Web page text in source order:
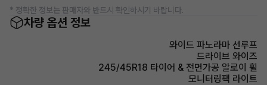
* 정확한 정보는 판매자와 반드시 확인하시기 바랍니다.
차량 옵션 정보
와이드 파노라마 선루프
드라이브 와이즈
245/45R18 타이어 & 전면가공 알로이 휠
모니터링팩 라이트